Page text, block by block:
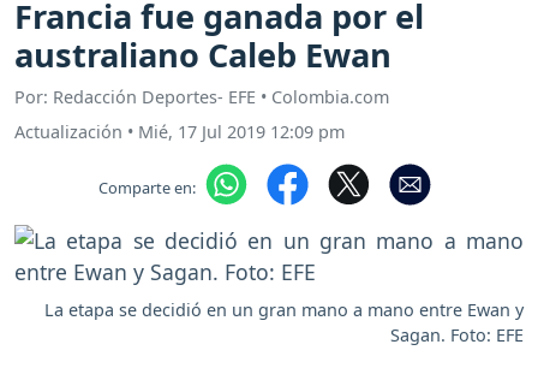
Francia fue ganada por el
australiano Caleb Ewan
Por: Redacción Deportes- EFE • Colombia.com
Actualización • Mié, 17 Jul 2019 12:09 pm
Comparte en:
La etapa se decidió en un gran mano a mano entre Ewan y
Sagan. Foto: EFE